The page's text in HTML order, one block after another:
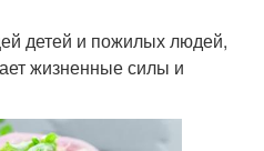
детей и пожилых людей,
жизненные силы и